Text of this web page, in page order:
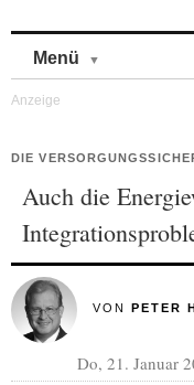
Menü
DIE
Auch die
VON PETER
Do, 21. Januar